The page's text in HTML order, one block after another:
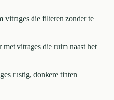
vitrages die filteren zonder te
met vitrages die ruim naast het
rustig, donkere tinten